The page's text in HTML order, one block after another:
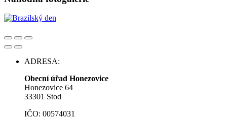
ADRESA:
Obecní úřad Honezovice
Honezovice 64
33301 Stod
IČO: 00574031